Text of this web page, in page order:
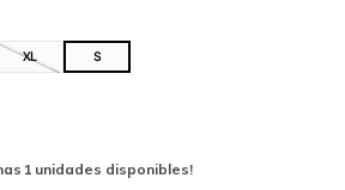
XL S
1 unidades disponibles!